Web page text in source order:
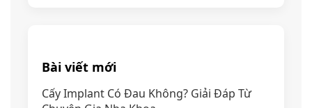
Bài viết mới
Cấy Implant Có Đau Không? Giải Đáp Từ